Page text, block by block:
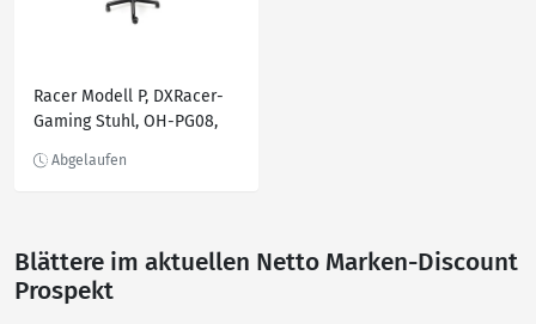
Racer Modell P, DXRacer-
Gaming Stuhl, OH-PG08,
Blättere im aktuellen Netto Marken-Discount
Prospekt